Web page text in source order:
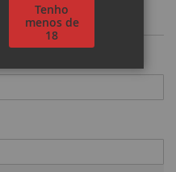
Tenho
menos de
18